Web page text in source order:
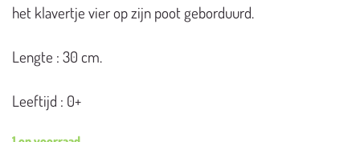
het klavertje vier op zijn poot geborduurd.
Lengte : 30 cm.
Leeftijd : 0+